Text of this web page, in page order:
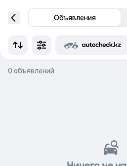
Объявления
0 объявлений